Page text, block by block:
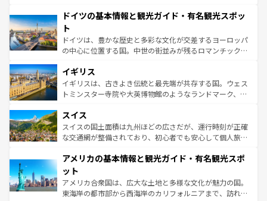
せる。地方によって風土や気候が異なるスペインはその個
ンテンツ一覧 を参照してほしい。
で、幅広い魅力が詰まっている。華麗な宮殿、歴史的な大
聖堂、美しいビーチ、そして豊かな自然が、訪れる者を心
から魅了する。また、フランスは美食の国としても知ら
れ、フランス料理はユネスコ無形文化遺産にも登録されて
香り高いラベンダー畑など、多彩な楽しみ方が可能だ。さ
らに、パリ以外の地域にも魅力が溢れており、どの街角に
も豊かな歴史と文化が息づいている。パリ以外の個性あふ
を参照してほしい。
ドイツの基本情報と観光ガイド・有名観光スポッ
ト
ドイツは、豊かな歴史と多彩な文化が交差するヨーロッパ
の中心に位置する国。中世の街並みが残るロマンチック街
顔を持つこの国は、どこを歩いても飽きることがない。ベ
ルリンの文化的活気、バイエルン州のアルプスの絶景、そ
してライン川沿いのワイン畑といった風景は必見。ビール
は、お酒好きな人にはぜひ体験してほしい。 なお、新着の
ドイツ情報はコンテンツ一覧を参照してほしい。
イギリス
イギリスは、古きよき伝統と最先端が共存する国。ウェス
トミンスター寺院や大英博物館のようなランドマーク、歴
リアごとに異なる魅力がある。また、優雅なアフタヌーン
ティー、ビール好きにはたまらない英国パブ、サッカー観
戦など、本場だからこそできる体験も豊富。イギリスを旅
ンツ一覧を参照してほしい。
スイス
スイスの国土面積は九州ほどの広さだが、運行時刻が正確
な交通網が整備されており、初心者でも安心して個人旅行
の建物がそのまま残る町や、スイスならではのユニークな
博物館もあり、アルプス観光だけでなく町歩きも満喫する
ことができる。国民の所得が高いため物価も高いが、旅行
者向けの交通パス提供のサービスもあり、うまく活用すれ
アメリカの基本情報と観光ガイド・有名観光スポ
ット
アメリカ合衆国は、広大な土地と多様な文化が魅力の国。
東海岸の都市部から西海岸のカリフォルニアまで、訪れる